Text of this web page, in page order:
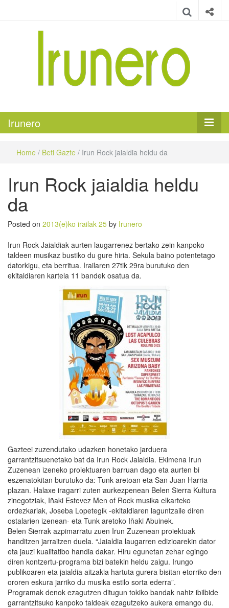
Irunero
Home / Beti Gazte / Irun Rock jaialdia heldu da
Irun Rock jaialdia heldu
da
Posted on 2013(e)ko irailak 25 by Irunero
Irun Rock Jaialdiak aurten laugarrenez bertako zein kanpoko
taldeen musikaz bustiko du gure hiria. Sekula baino potentetago
datorkigu, eta berritua. Irailaren 27tik 29ra burutuko den
ekitaldiaren kartela 11 bandek osatua da.
Gazteei zuzendutako udazken honetako jarduera
garrantzitsuenetako bat da Irun Rock Jaialdia. Ekimena Irun
Zuzenean izeneko proiektuaren barruan dago eta aurten bi
eszenatokitan burutuko da: Tunk aretoan eta San Juan Harria
plazan. Halaxe iragarri zuten aurkezpenean Belen Sierra Kultura
zinegotziak, Iñaki Estevez Men of Rock musika elkarteko
ordezkariak, Joseba Lopetegik -ekitaldiaren laguntzaile diren
ostalarien izenean- eta Tunk aretoko Iñaki Abuinek.
Belen Sierrak azpimarratu zuen Irun Zuzenean proiektuak
handitzen jarraitzen duela. “Jaialdia laugarren edizioarekin dator
eta jauzi kualitatibo handia dakar. Hiru egunetan zehar egingo
diren kontzertu-programa bizi batekin heldu zaigu. Irungo
publikoaren eta jaialdia aitzakia hartuta gurera bisitan etorriko den
ororen eskura jarriko du musika estilo sorta ederra”.
Programak denok ezagutzen ditugun tokiko bandak nahiz ibilbide
garrantzitsuko kanpoko taldeak ezagutzeko aukera emango du.